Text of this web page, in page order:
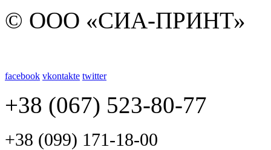
© ООО «СИА-ПРИНТ»
facebook vkontakte twitter
+38 (067) 523-80-77
+38 (099) 171-18-00